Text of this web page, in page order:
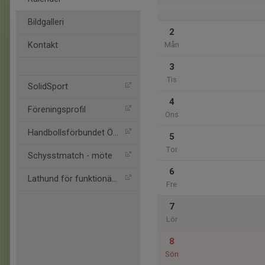
Bildgalleri
Kontakt
SolidSport
Föreningsprofil
Handbollsförbundet Öst
Schysstmatch - möte
Lathund för funktionärer
2
Mån
3
Tis
4
Ons
5
Tor
6
Fre
7
Lör
8
Sön